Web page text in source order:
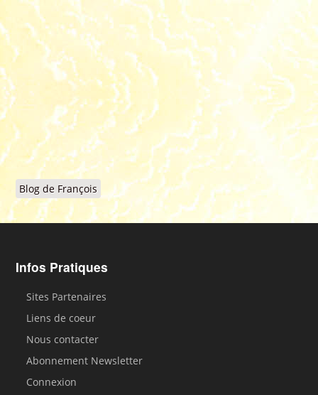
Blog de François
Infos Pratiques
Sites Partenaires
Liens de coeur
Nous contacter
Abonnement Newsletter
Connexion